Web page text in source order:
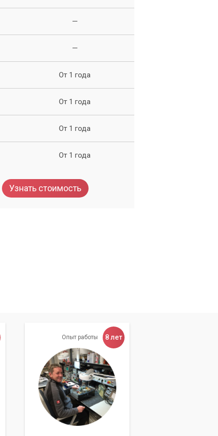
—
—
От 1 года
От 1 года
От 1 года
От 1 года
Узнать стоимость
Опыт работы 8 лет